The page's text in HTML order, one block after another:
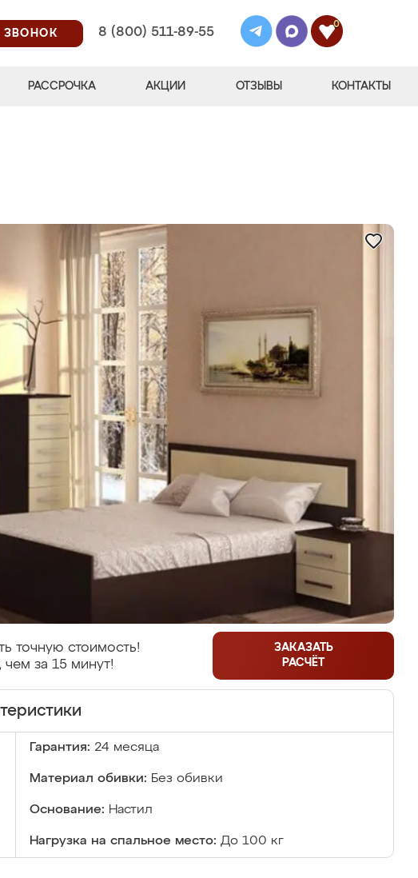
ЗВОНОК
8 (800) 511-89-55
0
РАССРОЧКА АКЦИИ ОТЗЫВЫ КОНТАКТЫ
точную стоимость!
за 15 минут!
ЗАКАЗАТЬ
РАСЧЁТ
Гарантия: 24 месяца
Материал обивки: Без обивки
Основание: Настил
Нагрузка на спальное место: До 100 кг